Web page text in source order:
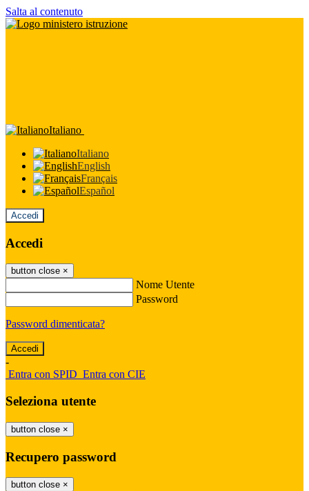
Salta al contenuto
Italiano
Italiano
English
Français
Español
Accedi
Accedi
button close ×
Nome Utente
Password
Password dimenticata?
-
Entra con SPID Entra con CIE
Seleziona utente
button close ×
Recupero password
button close ×